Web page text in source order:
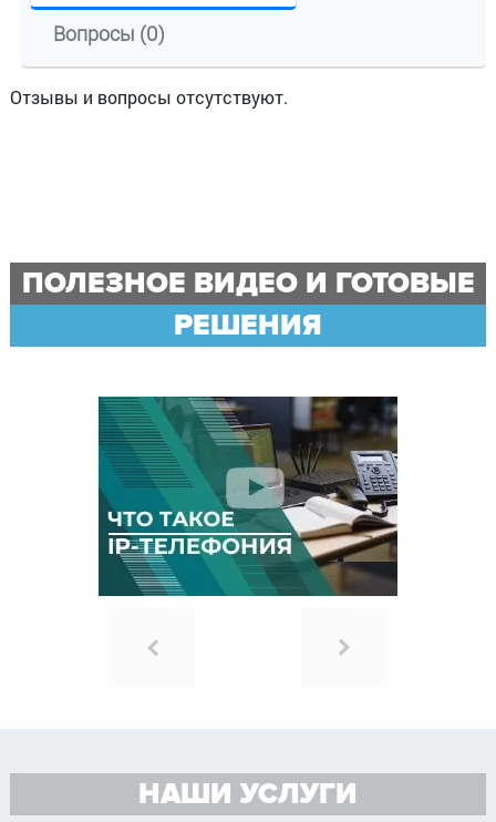
Вопросы (0)
Отзывы и вопросы отсутствуют.
ПОЛЕЗНОЕ ВИДЕО И ГОТОВЫЕ
РЕШЕНИЯ
НАШИ УСЛУГИ